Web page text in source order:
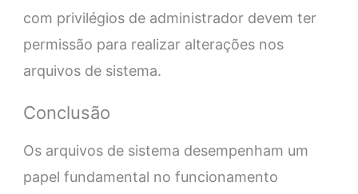
com privilégios de administrador devem ter
permissão para realizar alterações nos
arquivos de sistema.
Conclusão
Os arquivos de sistema desempenham um
papel fundamental no funcionamento